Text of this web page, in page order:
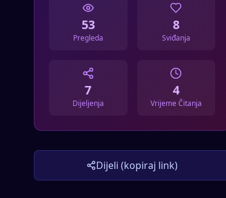
53
Pregleda
8
Sviđanja
7
Dijeljenja
4
Vrijeme Čitanja
Dijeli (kopiraj link)